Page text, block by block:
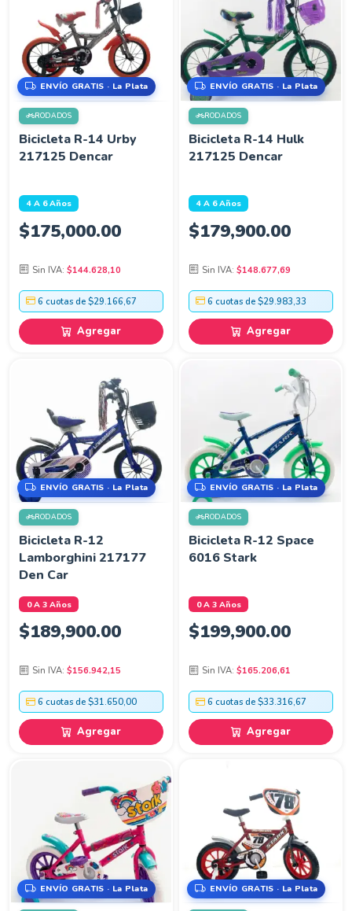
ENVÍO GRATIS · La Plata
RODADOS
Bicicleta R-14 Urby
217125 Dencar
4 A 6 Años
$175,000.00
Sin IVA: $144.628,10
6 cuotas de $29.166,67
Agregar
ENVÍO GRATIS · La Plata
RODADOS
Bicicleta R-14 Hulk
217125 Dencar
4 A 6 Años
$179,900.00
Sin IVA: $148.677,69
6 cuotas de $29.983,33
Agregar
ENVÍO GRATIS · La Plata
RODADOS
Bicicleta R-12
Lamborghini 217177
Den Car
0 A 3 Años
$189,900.00
Sin IVA: $156.942,15
6 cuotas de $31.650,00
Agregar
ENVÍO GRATIS · La Plata
RODADOS
Bicicleta R-12 Space
6016 Stark
0 A 3 Años
$199,900.00
Sin IVA: $165.206,61
6 cuotas de $33.316,67
Agregar
ENVÍO GRATIS · La Plata ENVÍO GRATIS · La Plata